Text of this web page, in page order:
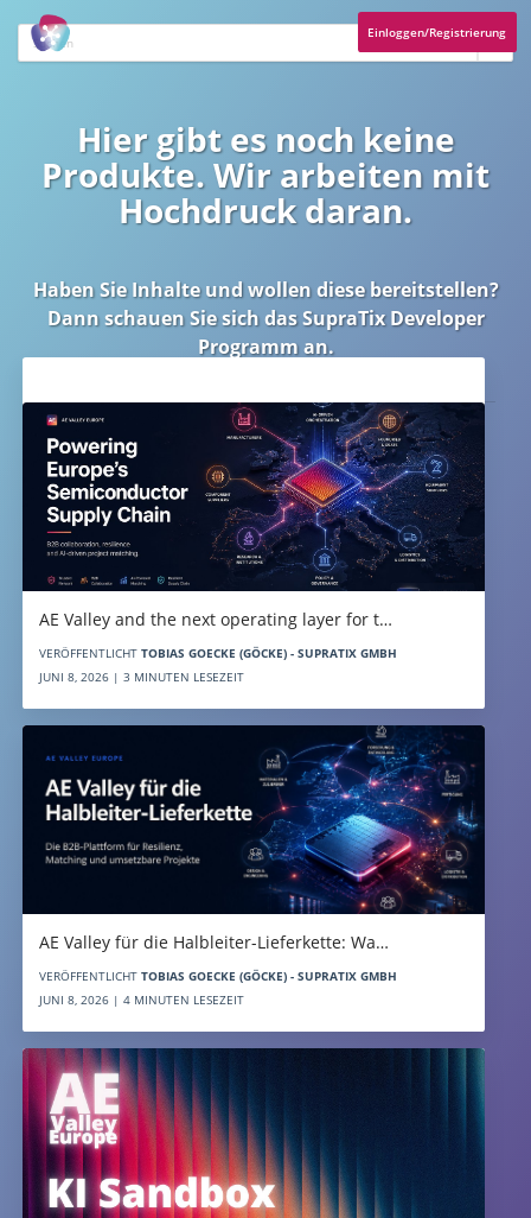
Einloggen/Registrierung
Hier gibt es noch keine
Produkte. Wir arbeiten mit
Hochdruck daran.
Haben Sie Inhalte und wollen diese bereitstellen?
Dann schauen Sie sich dasSupraTix Developer
Programman.
AE Valley and the next operating layer for t…
VERÖFFENTLICHT TOBIAS GOECKE (GÖCKE) - SUPRATIX GMBH
JUNI 8, 2026 | 3 MINUTEN LESEZEIT
AE Valley für die Halbleiter-Lieferkette: Wa…
VERÖFFENTLICHT TOBIAS GOECKE (GÖCKE) - SUPRATIX GMBH
JUNI 8, 2026 | 4 MINUTEN LESEZEIT